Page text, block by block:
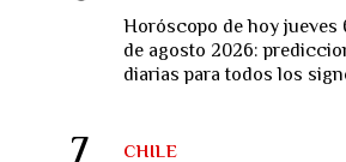
Horóscopo de hoy jueves
de agosto 2026:
diarias para todos los
CHILE